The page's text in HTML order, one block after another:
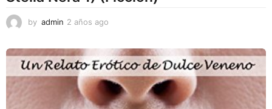
by admin 2 años ago
o
s
a
g
o